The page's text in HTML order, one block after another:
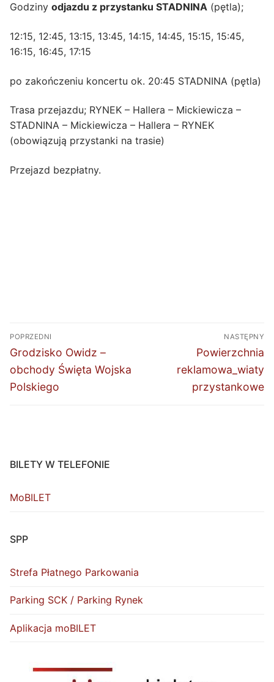
Godziny odjazdu z przystanku STADNINA (pętla);
12:15, 12:45, 13:15, 13:45, 14:15, 14:45, 15:15, 15:45,
16:15, 16:45, 17:15
po zakończeniu koncertu ok. 20:45 STADNINA (pętla)
Trasa przejazdu; RYNEK – Hallera – Mickiewicza –
STADNINA – Mickiewicza – Hallera – RYNEK
(obowiązują przystanki na trasie)
Przejazd bezpłatny.
Nawigacja
wpisu
POPRZEDNI
Poprzedni
wpis:
Grodzisko Owidz –
obchody Święta Wojska
Polskiego
NASTĘPNY
Następny
wpis:
Powierzchnia
reklamowa_wiaty
przystankowe
BILETY W TELEFONIE
MoBILET
SPP
Strefa Płatnego Parkowania
Parking SCK / Parking Rynek
Aplikacja moBILET